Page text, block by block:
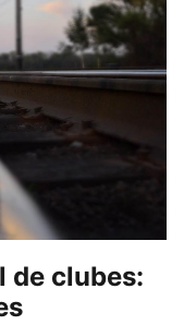
de clubes: